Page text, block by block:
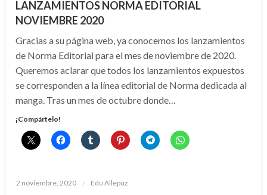
LANZAMIENTOS NORMA EDITORIAL
NOVIEMBRE 2020
Gracias a su página web, ya conocemos los lanzamientos
de Norma Editorial para el mes de noviembre de 2020.
Queremos aclarar que todos los lanzamientos expuestos
se corresponden a la línea editorial de Norma dedicada al
manga. Tras un mes de octubre donde…
¡Compártelo!
Publicado
2 noviembre, 2020 Edu Allepuz